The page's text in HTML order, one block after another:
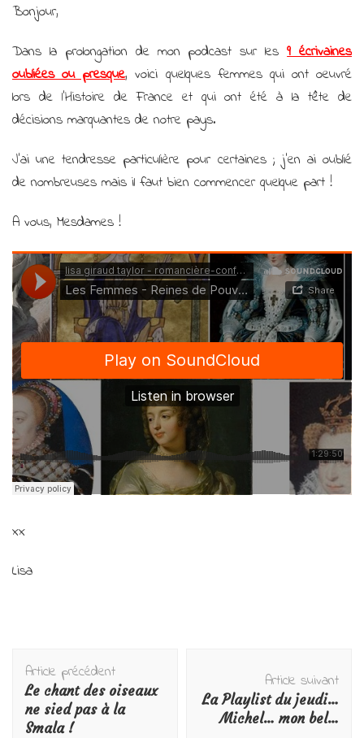
Pouvoir
en
France
Bonjour,
Dans la prolongation de mon podcast sur les9 écrivaines
oubliées ou presque, voici quelques femmes qui ont oeuvré
lors de l’Histoire de France et qui ont été à la tête de
décisions marquantes de notre pays.
J’ai une tendresse particulière pour certaines ; j’en ai oublié
de nombreuses mais il faut bien commencer quelque part !
A vous, Mesdames !
xx
Lisa
Navigation
d'article
Article précédent
Le chant des oiseaux
ne sied pas à la
Smala !
Article suivant
La Playlist du jeudi…
Michel… mon bel…